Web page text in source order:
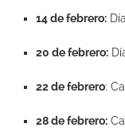
14 de febrero:
20 de febrero:
22 de febrero:
28 de febrero: